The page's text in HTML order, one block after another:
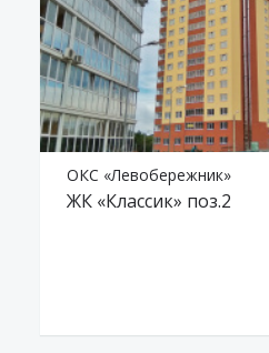
ОКС «Левобережник»
ЖК «Классик» поз.2